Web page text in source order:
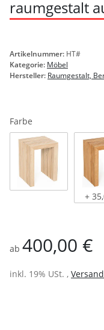
raumgestalt
Artikelnummer: HT#
Kategorie: Möbel
Hersteller: Raumgestalt,
Farbe
+
ab 400,00 €
inkl. 19% USt. ,